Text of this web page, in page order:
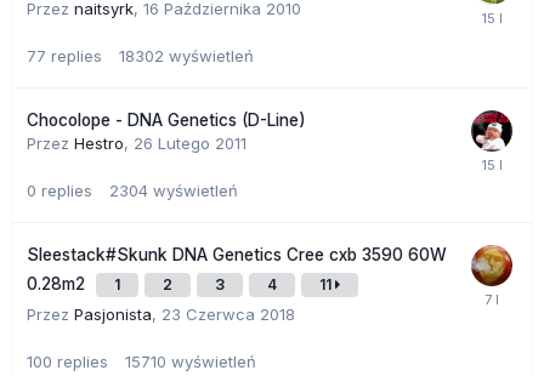
Przez naitsyrk, 16 Października 2010
77 replies 18302 wyświetleń
Chocolope - DNA Genetics (D-Line)
Przez Hestro, 26 Lutego 2011
0 replies 2304 wyświetleń
Sleestack#Skunk DNA Genetics Cree cxb 3590 60W
0.28m2
1 2 3 4 11
Przez Pasjonista, 23 Czerwca 2018
100 replies 15710 wyświetleń